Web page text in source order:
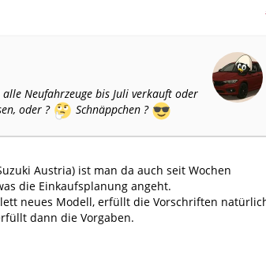
Neufahrzeuge bis Juli verkauft oder
oder ?
Schnäppchen ?
Austria) ist man da auch seit Wochen
die Einkaufsplanung angeht.
neues Modell, erfüllt die Vorschriften
dann die Vorgaben.